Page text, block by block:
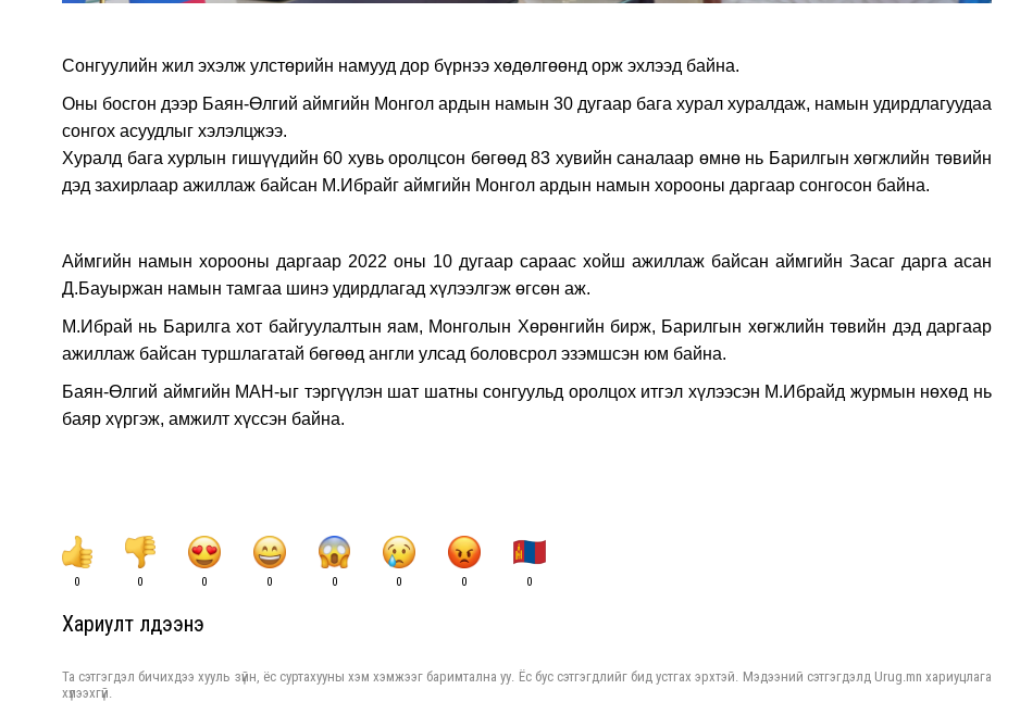
Сонгуулийн жил эхэлж улстөрийн намууд дор бүрнээ хөдөлгөөнд орж эхлээд байна.
Оны босгон дээр Баян-Өлгий аймгийн Монгол ардын намын 30 дугаар бага хурал хуралдаж, намын удирдлагуудаа
сонгох асуудлыг хэлэлцжээ.
Хуралд бага хурлын гишүүдийн 60 хувь оролцсон бөгөөд 83 хувийн саналаар өмнө нь Барилгын хөгжлийн төвийн
дэд захирлаар ажиллаж байсан М.Ибрайг аймгийн Монгол ардын намын хорооны даргаар сонгосон байна.
Аймгийн намын хорооны даргаар 2022 оны 10 дугаар сараас хойш ажиллаж байсан аймгийн Засаг дарга асан
Д.Бауыржан намын тамгаа шинэ удирдлагад хүлээлгэж өгсөн аж.
М.Ибрай нь Барилга хот байгуулалтын яам, Монголын Хөрөнгийн бирж, Барилгын хөгжлийн төвийн дэд даргаар
ажиллаж байсан туршлагатай бөгөөд англи улсад боловсрол эзэмшсэн юм байна.
Баян-Өлгий аймгийн МАН-ыг тэргүүлэн шат шатны сонгуульд оролцох итгэл хүлээсэн М.Ибрайд журмын нөхөд нь
баяр хүргэж, амжилт хүссэн байна.
0 0 0 0 0 0 0 0
Хариулт үлдээнэ үү
Та сэтгэгдэл бичихдээ хууль зүйн, ёс суртахууны хэм хэмжээг баримтална уу. Ёс бус сэтгэгдлийг бид устгах эрхтэй. Мэдээний сэтгэгдэлд Urug.mn хариуцлага
хүлээхгүй.